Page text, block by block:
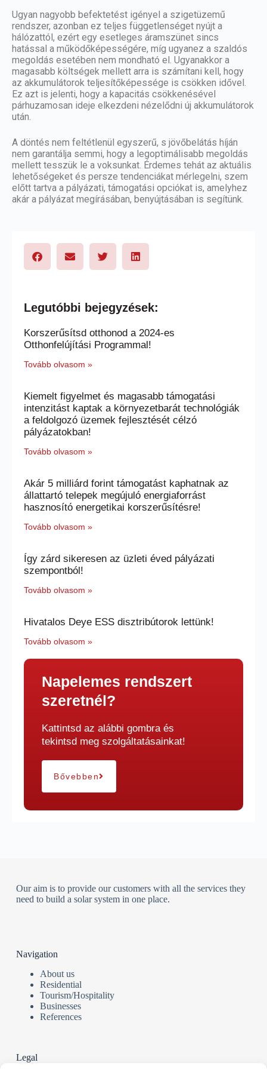
Ugyan nagyobb befektetést igényel a szigetüzemű
rendszer, azonban ez teljes függetlenséget nyújt a
hálózattól, ezért egy esetleges áramszünet sincs
hatással a működőképességére, míg ugyanez a szaldós
megoldás esetében nem mondható el. Ugyanakkor a
magasabb költségek mellett arra is számítani kell, hogy
az akkumulátorok teljesítőképessége is csökken idővel.
Ez azt is jelenti, hogy a kapacitás csökkenésével
párhuzamosan ideje elkezdeni nézelődni új akkumulátorok
után.
A döntés nem feltétlenül egyszerű, s jövőbelátás híján
nem garantálja semmi, hogy a legoptimálisabb megoldás
mellett tesszük le a voksunkat. Érdemes tehát az aktuális
lehetőségeket és persze tendenciákat mérlegelni, szem
előtt tartva a pályázati, támogatási opciókat is, amelyhez
akár a pályázat megírásában, benyújtásában is segítünk.
Legutóbbi bejegyzések:
Korszerűsítsd otthonod a 2024-es
Otthonfelújítási Programmal!
Tovább olvasom »
Kiemelt figyelmet és magasabb támogatási
intenzitást kaptak a környezetbarát technológiák
a feldolgozó üzemek fejlesztését célzó
pályázatokban!
Tovább olvasom »
Akár 5 milliárd forint támogatást kaphatnak az
állattartó telepek megújuló energiaforrást
hasznosító energetikai korszerűsítésre!
Tovább olvasom »
Így zárd sikeresen az üzleti éved pályázati
szempontból!
Tovább olvasom »
Hivatalos Deye ESS disztribútorok lettünk!
Tovább olvasom »
Napelemes rendszert
szeretnél?
Kattintsd az alábbi gombra és
tekintsd meg szolgáltatásainkat!
Bővebben
Our aim is to provide our customers with all the services they
need to build a solar system in one place.
Navigation
About us
Residential
Tourism/Hospitality
Businesses
References
Legal